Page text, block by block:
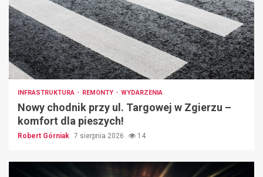
INFRASTRUKTURA REMONTY WYDARZENIA
Nowy chodnik przy ul. Targowej w Zgierzu –
komfort dla pieszych!
Robert Górniak 7 sierpnia 2026 14